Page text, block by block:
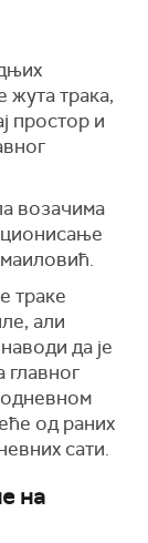
жута трака,
простор и
возачима
траке
али
да је
главног
од раних
сати.
на